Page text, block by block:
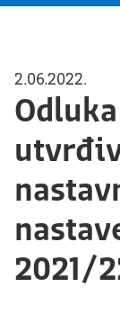
2.06.2022.
2021/